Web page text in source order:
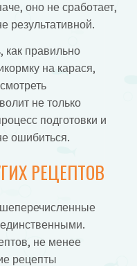
оно не сработает,
результативной.
как правильно
на карася,
не только
подготовки и
ошибиться.
РЕЦЕПТОВ
не менее
рецепты